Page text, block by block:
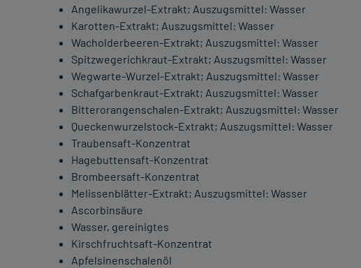
Angelikawurzel-Extrakt; Auszugsmittel: Wasser
Karotten-Extrakt; Auszugsmittel: Wasser
Wacholderbeeren-Extrakt; Auszugsmittel: Wasser
Spitzwegerichkraut-Extrakt; Auszugsmittel: Wasser
Wegwarte-Wurzel-Extrakt; Auszugsmittel: Wasser
Schafgarbenkraut-Extrakt; Auszugsmittel: Wasser
Bitterorangenschalen-Extrakt; Auszugsmittel: Wasser
Queckenwurzelstock-Extrakt; Auszugsmittel: Wasser
Traubensaft-Konzentrat
Hagebuttensaft-Konzentrat
Brombeersaft-Konzentrat
Melissenblätter-Extrakt; Auszugsmittel: Wasser
Ascorbinsäure
Wasser, gereinigtes
Kirschfruchtsaft-Konzentrat
Apfelsinenschalenöl